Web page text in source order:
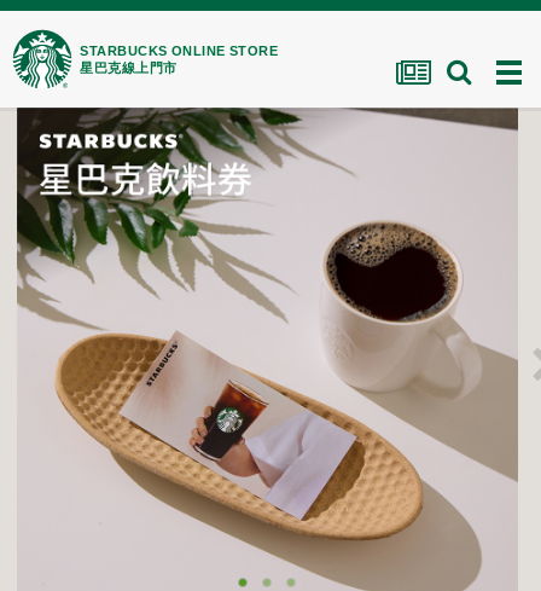
STARBUCKS ONLINE STORE
星巴克線上門市